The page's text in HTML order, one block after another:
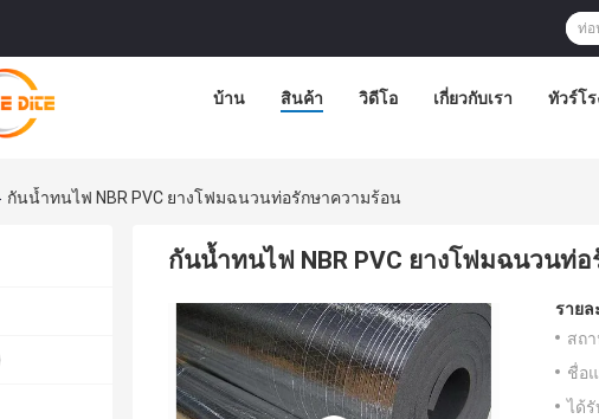
บ้าน สินค้า วิดีโอ เกี่ยวกับเรา ทัวร์โ
กันน้ำทนไฟ NBR PVC ยางโฟมฉนวนท่อรักษาความร้อน
กันน้ำทนไฟ NBR PVC ยางโฟมฉนวนท่
รายล
สถ
ชื่อ
ได้รั